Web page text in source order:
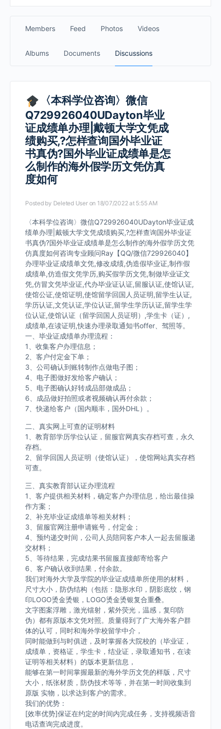
Members Feed Photos Videos
Albums Documents Discussions
〈本科学位咨询〉微信
Q729926040UDayton毕业
证成绩单办理|戴顿大学文凭成
绩购买,?怎样查询国外毕业证
书真伪?国外毕业证成绩单是怎
么制作的海外假学历文凭仿真
度如何
Posted by Deleted User on 18/07/2022 at 5:55 AM
〈本科学位咨询〉微信Q729926040UDayton毕业证成
绩单办理|戴顿大学文凭成绩购买,?怎样查询国外毕业证
书真伪?国外毕业证成绩单是怎么制作的海外假学历文凭
仿真度如何咨询专业顾问Ray【QQ/微信729926040】
办理毕业证成绩单文凭,修改成绩,伪造假毕业证,制作假
成绩单,仿造假文凭学历,购买假学历文凭,制做毕业证文
凭,仿冒文凭毕业证,代办毕业证认证,留服认证,使馆认证,
使馆公证,使馆证明,使馆留学回国人员证明,留学生认证,
学历认证,文凭认证,学位认证,留学生学历认证,留学生学
位认证,使馆认证（留学回国人员证明）,学生卡（证）,
成绩单,在读证明,快速办理录取通知书offer、驾照等。
一、毕业证成绩单办理流程：
1、收集客户办理信息；
2、客户付定金下单；
3、公司确认到账转制作点做电子图；
4、电子图做好发给客户确认；
5、电子图确认好转成品部做成品；
6、成品做好拍照或者视频确认再付余款；
7、快递给客户（国内顺丰，国外DHL）。
二、真实网上可查的证明材料
1、教育部学历学位认证，留服官网真实存档可查，永久
存档。
2、留学回国人员证明（使馆认证），使馆网站真实存档
可查。
三、真实教育部认证办理流程
1、客户提供相关材料，确定客户办理信息，给出最佳操
作方案；
2、补充毕业证成绩单等相关材料；
3、留服官网注册申请账号，付定金；
4、预约递交时间，公司人员陪同客户本人一起去留服递
交材料；
5、等待结果，完成结果书留服直接邮寄给客户
6、客户确认收到结果，付余款。
我们对海外大学及学院的毕业证成绩单所使用的材料，
尺寸大小，防伪结构（包括：隐形水印，阴影底纹，钢
印LOGO烫金烫银，LOGO烫金烫银复合重叠。
文字图案浮雕，激光镭射，紫外荧光，温感，复印防
伪）都有原版本文凭对照。质量得到了广大海外客户群
体的认可，同时和海外学校留学中介，
同时能做到与时俱进，及时掌握各大院校的（毕业证，
成绩单，资格证，学生卡，结业证，录取通知书，在读
证明等相关材料）的版本更新信息，
能够在第一时间掌握最新的海外学历文凭的样版，尺寸
大小，纸张材质，防伪技术等等，并在第一时间收集到
原版 实物，以求达到客户的需求。
我们的优势：
[效率优势]保证在约定的时间内完成任务，支持视频语音
电话查询完成进度。